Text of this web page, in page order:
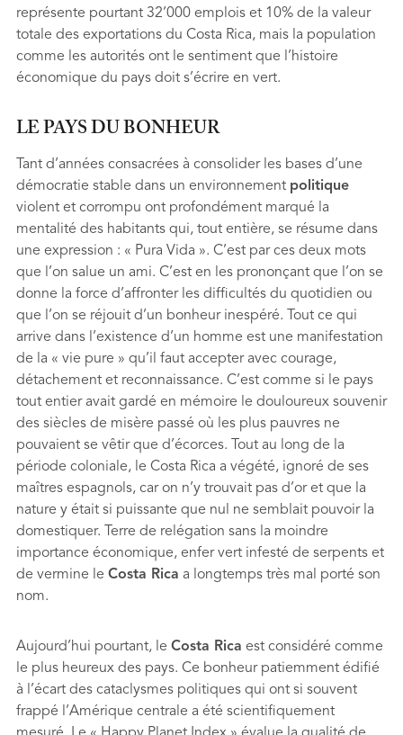
représente pourtant 32’000 emplois et 10% de la valeur
totale des exportations du Costa Rica, mais la population
comme les autorités ont le sentiment que l’histoire
économique du pays doit s’écrire en vert.
LE PAYS DU BONHEUR
Tant d’années consacrées à consolider les bases d’une
démocratie stable dans un environnement politique
violent et corrompu ont profondément marqué la
mentalité des habitants qui, tout entière, se résume dans
une expression : « Pura Vida ». C’est par ces deux mots
que l’on salue un ami. C’est en les prononçant que l’on se
donne la force d’affronter les difﬁcultés du quotidien ou
que l’on se réjouit d’un bonheur inespéré. Tout ce qui
arrive dans l’existence d’un homme est une manifestation
de la « vie pure » qu’il faut accepter avec courage,
détachement et reconnaissance. C’est comme si le pays
tout entier avait gardé en mémoire le douloureux souvenir
des siècles de misère passé où les plus pauvres ne
pouvaient se vêtir que d’écorces. Tout au long de la
période coloniale, le Costa Rica a végété, ignoré de ses
maîtres espagnols, car on n’y trouvait pas d’or et que la
nature y était si puissante que nul ne semblait pouvoir la
domestiquer. Terre de relégation sans la moindre
importance économique, enfer vert infesté de serpents et
de vermine le Costa Rica a longtemps très mal porté son
nom.
Aujourd’hui pourtant, le Costa Rica est considéré comme
le plus heureux des pays. Ce bonheur patiemment édifié
à l’écart des cataclysmes politiques qui ont si souvent
frappé l’Amérique centrale a été scientiﬁquement